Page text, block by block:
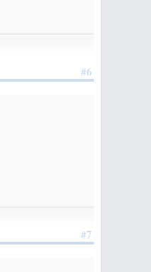
#6
#7